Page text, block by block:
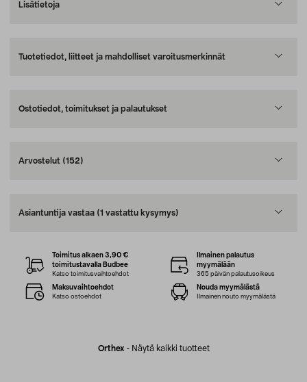
Lisätietoja
Tuotetiedot, liitteet ja mahdolliset varoitusmerkinnät
Ostotiedot, toimitukset ja palautukset
Arvostelut (152)
Asiantuntija vastaa (1 vastattu kysymys)
Orthex- Näytä kaikki tuotteet
Toimitus alkaen 3,90 €
toimitustavalla Budbee
Katso toimitusvaihtoehdot
Ilmainen palautus
myymälään
365 päivän palautusoikeus
Maksuvaihtoehdot
Katso ostoehdot
Nouda myymälästä
Ilmainen nouto myymälästä